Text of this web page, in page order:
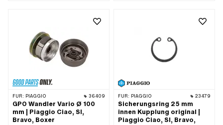
FÜR: PIAGGIO 36409
GPO Wandler Vario Ø 100
mm | Piaggio Ciao, SI,
Bravo, Boxer
FÜR: PIAGGIO 23479
Sicherungsring 25 mm
innen Kupplung original |
Piaggio Ciao, SI, Bravo,